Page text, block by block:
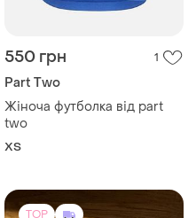
550 грн 1
Part Two
Жіноча футболка від part
two
ХS
TOP